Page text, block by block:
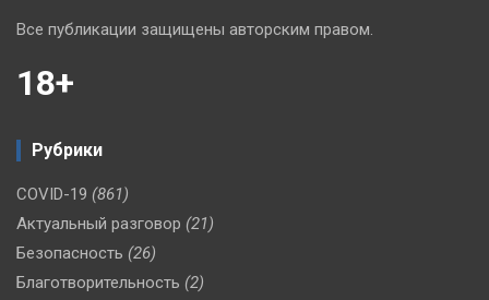
Все публикации защищены авторским правом.
18+
Рубрики
COVID-19 (861)
Актуальный разговор (21)
Безопасность (26)
Благотворительность (2)